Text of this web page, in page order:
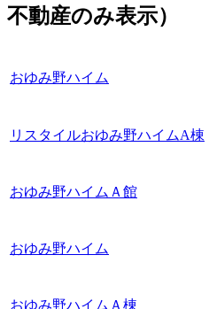
不動産のみ表示）
おゆみ野ハイム
リスタイルおゆみ野ハイムA棟
おゆみ野ハイムＡ館
おゆみ野ハイム
おゆみ野ハイムＡ棟